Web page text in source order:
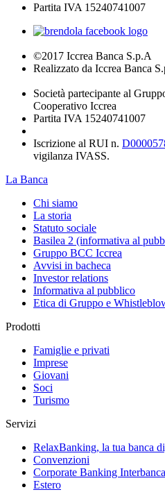
Partita IVA 15240741007
©2017 Iccrea Banca S.p.A
Realizzato da Iccrea Banca
Società partecipante al
Cooperativo Iccrea
Partita IVA 15240741007
Iscrizione al RUI n.
vigilanza IVASS.
La Banca
Chi siamo
La storia
Statuto sociale
Basilea 2 (informativa al
Gruppo BCC Iccrea
Avvisi in bacheca
Investor relations
Informativa al pubblico
Etica di Gruppo e
Prodotti
Famiglie e privati
Imprese
Giovani
Soci
Turismo
Servizi
RelaxBanking, la tua banca
Convenzioni
Corporate Banking
Estero